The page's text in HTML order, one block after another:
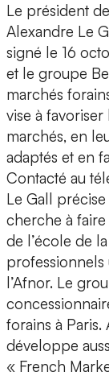
Le président
Alexandre Le
signé le 16
et le groupe
marchés
vise à
marchés, en
adaptés et en
Contacté au
Le Gall
cherche à
de l’école de
l’Afnor. Le
forains à Paris.
développe
« French